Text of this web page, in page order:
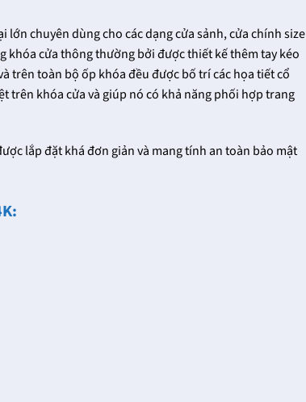
lớn chuyên dùng cho các dạng cửa sảnh, cửa chính size
khóa cửa thông thường bởi được thiết kế thêm tay kéo
trên toàn bộ ốp khóa đều được bố trí các họa tiết cổ
trên khóa cửa và giúp nó có khả năng phối hợp trang
lắp đặt khá đơn giản và mang tính an toàn bảo mật